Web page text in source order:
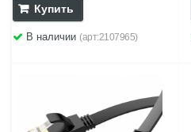
Купить
В наличии (арт:2107965)